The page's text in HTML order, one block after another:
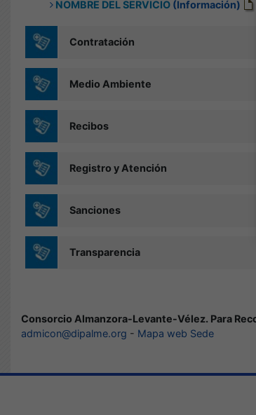
NOMBRE DEL SERVICIO (Información)
Contratación
Medio Ambiente
Recibos
Registro y Atención
Sanciones
Transparencia
Consorcio Almanzora-Levante-Vélez. Para
admicon@dipalme.org - Mapa web Sede